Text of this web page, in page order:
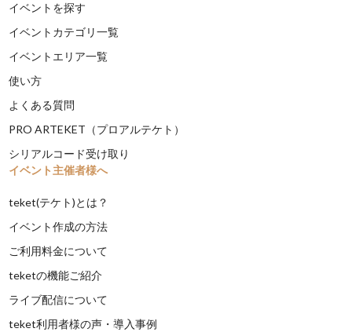
イベントを探す
イベントカテゴリ一覧
イベントエリア一覧
使い方
よくある質問
PRO ARTEKET（プロアルテケト）
シリアルコード受け取り
イベント主催者様へ
teket(テケト)とは？
イベント作成の方法
ご利用料金について
teketの機能ご紹介
ライブ配信について
teket利用者様の声・導入事例